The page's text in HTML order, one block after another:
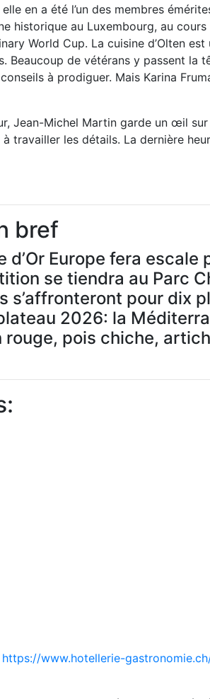
en a été l’un des membres
historique au Luxembourg, au
World Cup. La cuisine d’Olten
Beaucoup de vétérans y passent la
à prodiguer. Mais Karina
Jean-Michel Martin garde un œil
travailler les détails. La dernière
bref
d’Or Europe fera escale
se tiendra au Parc
s’affronteront pour dix
2026: la
pois chiche,
https://www.hotellerie-